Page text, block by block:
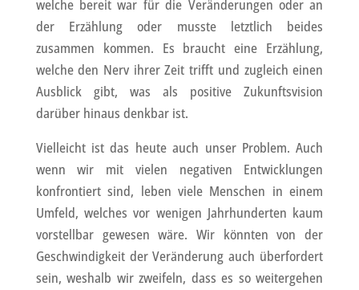
welche bereit war für die Veränderungen oder an
der Erzählung oder musste letztlich beides
zusammen kommen. Es braucht eine Erzählung,
welche den Nerv ihrer Zeit trifft und zugleich einen
Ausblick gibt, was als positive Zukunftsvision
darüber hinaus denkbar ist.
Vielleicht ist das heute auch unser Problem. Auch
wenn wir mit vielen negativen Entwicklungen
konfrontiert sind, leben viele Menschen in einem
Umfeld, welches vor wenigen Jahrhunderten kaum
vorstellbar gewesen wäre. Wir könnten von der
Geschwindigkeit der Veränderung auch überfordert
sein, weshalb wir zweifeln, dass es so weitergehen